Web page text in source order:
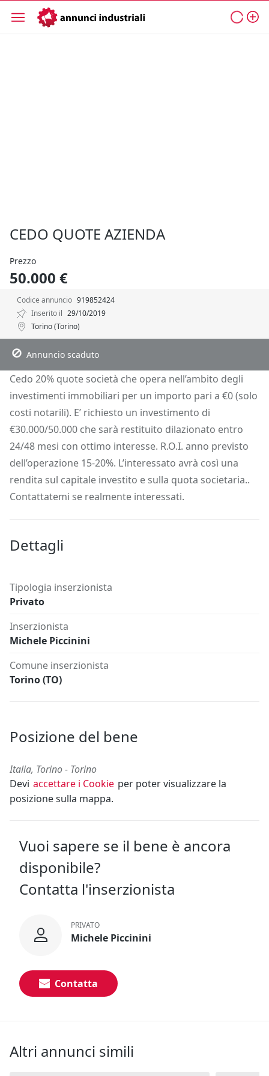
CEDO QUOTE AZIENDA
Prezzo
50.000 €
Codice annuncio 919852424
Inserito il 29/10/2019
Torino (Torino)
Descrizione
Dettagli Posizione Richiedi Info
Annuncio scaduto
Cedo 20% quote società che opera nell’ambito degli
investimenti immobiliari per un importo pari a €0 (solo
costi notarili). E’ richiesto un investimento di
€30.000/50.000 che sarà restituito dilazionato entro
24/48 mesi con ottimo interesse. R.O.I. anno previsto
dell’operazione 15-20%. L’interessato avrà così una
rendita sul capitale investito e sulla quota societaria..
Contattatemi se realmente interessati.
Dettagli
Tipologia inserzionista
Privato
Inserzionista
Michele Piccinini
Comune inserzionista
Torino (TO)
Posizione del bene
Italia, Torino - Torino
Devi accettare i Cookie per poter visualizzare la
posizione sulla mappa.
Vuoi sapere se il bene è ancora
disponibile?
Contatta l'inserzionista
PRIVATO
Michele Piccinini
Contatta
Altri annunci simili